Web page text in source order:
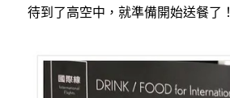
待到了高空中，就準備開始送餐了！